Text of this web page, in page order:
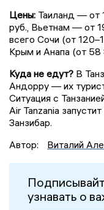
Цены: Таиланд — от
руб., Вьетнам — от
всего Сочи (от
Крым и Анапа (от 58
Куда не едут? В
Андорру — их
Ситуация с
Air Tanzania
Занзибар.
Автор:
Виталий
узнавать о